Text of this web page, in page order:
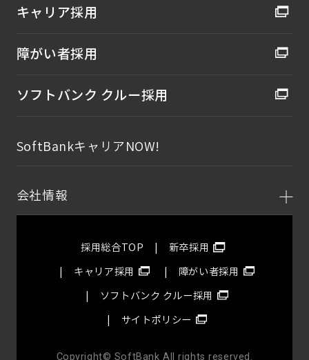
キャリア採用
障がい者採用
ソフトバンク クルー採用
SoftBankキャリアNOW!
会社情報
採用総合TOP
新卒採用
キャリア採用
障がい者採用
ソフトバンク クルー採用
サイトポリシー
Copyright© SoftBank All rights reserved.